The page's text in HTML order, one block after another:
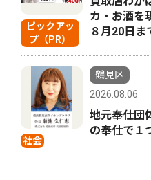
ピックアッ
プ（PR）
カ・お酒を
８月20日ま
社会
鶴見区
2026.08.06
地元奉仕
の奉仕で１